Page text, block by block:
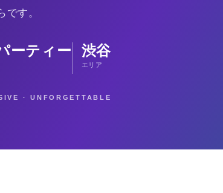
です。
ーティー 渋谷
エリア
· UNFORGETTABLE